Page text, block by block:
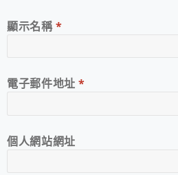
顯示名稱*
電子郵件地址*
個人網站網址